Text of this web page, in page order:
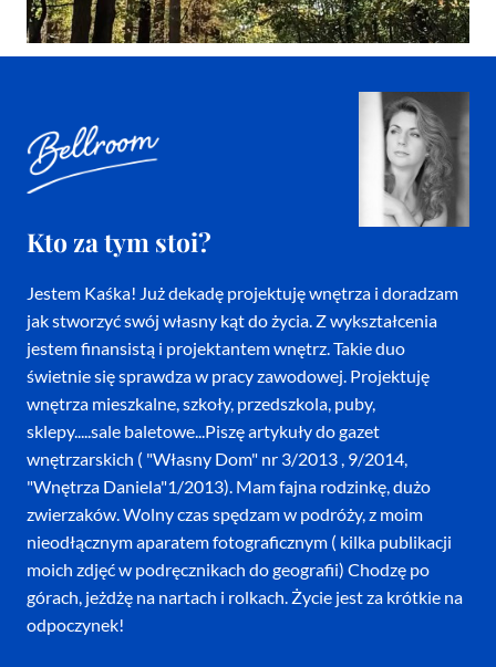
Kto za tym stoi?
Jestem Kaśka! Już dekadę projektuję wnętrza i doradzam
jak stworzyć swój własny kąt do życia. Z wykształcenia
jestem finansistą i projektantem wnętrz. Takie duo
świetnie się sprawdza w pracy zawodowej. Projektuję
wnętrza mieszkalne, szkoły, przedszkola, puby,
sklepy.....sale baletowe...Piszę artykuły do gazet
wnętrzarskich ( "Własny Dom" nr 3/2013 , 9/2014,
"Wnętrza Daniela"1/2013). Mam fajna rodzinkę, dużo
zwierzaków. Wolny czas spędzam w podróży, z moim
nieodłącznym aparatem fotograficznym ( kilka publikacji
moich zdjęć w podręcznikach do geografii) Chodzę po
górach, jeżdżę na nartach i rolkach. Życie jest za krótkie na
odpoczynek!